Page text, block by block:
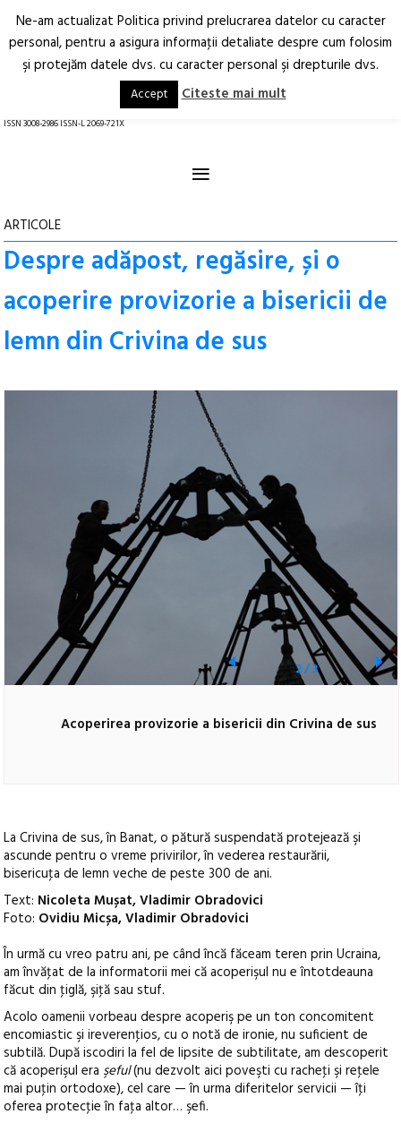
Arhitectură.
Oraș.
RO EN
ISSN 3008-2986 ISSN-L 2069-721X
≡
ARTICOLE
Despre adăpost, regăsire, și o
acoperire provizorie a bisericii de
lemn din Crivina de sus
Acoperirea provizorie a bisericii din Crivina de sus
2/3
La Crivina de sus, în Banat, o pătură suspendată protejează şi
ascunde pentru o vreme privirilor, în vederea restaurării,
bisericuţa de lemn veche de peste 300 de ani.
Text: Nicoleta Mușat, Vladimir Obradovici
Foto: Ovidiu Micșa, Vladimir Obradovici
În urmă cu vreo patru ani, pe când încă făceam teren prin Ucraina,
am învăţat de la informatorii mei că acoperişul nu e întotdeauna
făcut din ţiglă, şiţă sau stuf.
Acolo oamenii vorbeau despre acoperiş pe un ton concomitent
encomiastic şi ireverenţios, cu o notă de ironie, nu suficient de
subtilă. După iscodiri la fel de lipsite de subtilitate, am descoperit
că acoperişul era şeful(nu dezvolt aici poveşti cu racheţi şi reţele
mai puţin ortodoxe), cel care — în urma diferitelor servicii — îţi
oferea protecţie în faţa altor… şefi.
Ne-am actualizat Politica privind prelucrarea datelor cu caracter
personal, pentru a asigura informaţii detaliate despre cum folosim
şi protejăm datele dvs. cu caracter personal şi drepturile dvs.
Accept Citeste mai mult